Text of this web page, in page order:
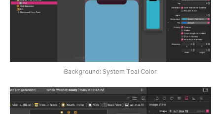
Background: System Teal Color